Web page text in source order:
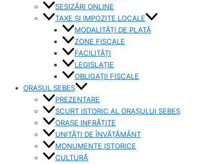
SESIZĂRI ONLINE
TAXE ȘI IMPOZITE LOCALE
MODALITĂȚI DE PLATĂ
ZONE FISCALE
FACILITĂȚI
LEGISLAȚIE
OBLIGAȚII FISCALE
ORAȘUL SEBEȘ
PREZENTARE
SCURT ISTORIC AL ORAȘULUI SEBEȘ
ORAȘE INFRĂȚITE
UNITĂȚI DE ÎNVĂȚĂMÂNT
MONUMENTE ISTORICE
CULTURĂ